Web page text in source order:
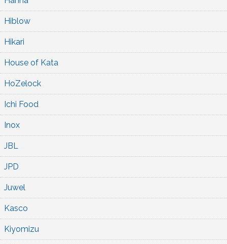
Hiblow
Hikari
House of Kata
HoZelock
Ichi Food
Inox
JBL
JPD
Juwel
Kasco
Kiyomizu